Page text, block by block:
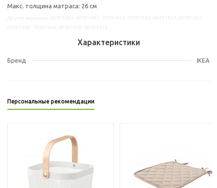
Макс. толщина матраса: 26 см
Характеристики
Бренд IKEA
Персональные рекомендации